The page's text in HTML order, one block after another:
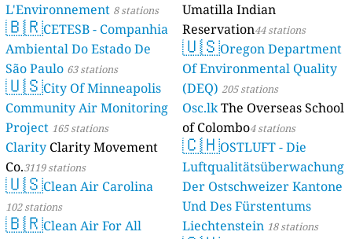
L'Environnement 8 stations
🇧🇷CETESB - Companhia
Ambiental Do Estado De
São Paulo 63 stations
🇺🇸City Of Minneapolis
Community Air Monitoring
Project 165 stations
Clarity Clarity Movement
Co.3119 stations
🇺🇸Clean Air Carolina
102 stations
🇧🇷Clean Air For All
Umatilla Indian
Reservation44 stations
🇺🇸Oregon Department
Of Environmental Quality
(DEQ) 205 stations
Osc.lkThe Overseas School
of Colombo4 stations
🇨🇭OSTLUFT - Die
Luftqualitätsüberwachung
Der Ostschweizer Kantone
Und Des Fürstentums
Liechtenstein 18 stations